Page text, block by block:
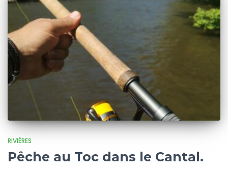
RIVIÈRES
Pêche au Toc dans le Cantal.